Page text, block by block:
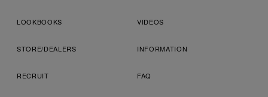
LOOKBOOKS VIDEOS
STORE/DEALERS INFORMATION
RECRUIT FAQ